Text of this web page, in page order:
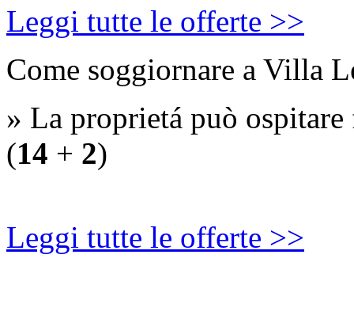
Leggi tutte le offerte >>
Come soggiornare a Villa
» La proprietá può
(14 + 2)
Leggi tutte le offerte >>